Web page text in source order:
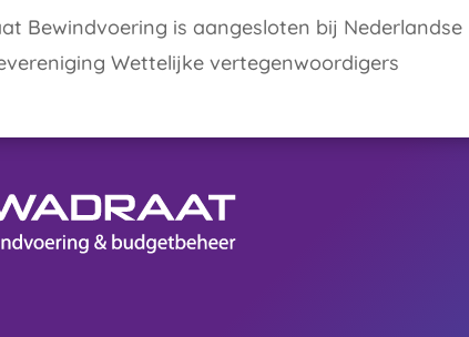
Bewindvoering is aangesloten bij Nederlandse
Wettelijke vertegenwoordigers